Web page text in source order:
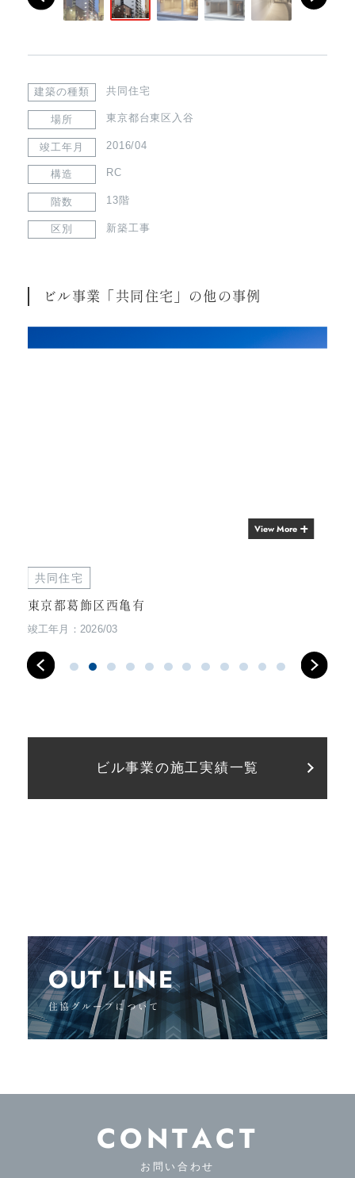
建築の種類 共同住宅
場所 東京都台東区入谷
竣工年月 2016/04
構造 RC
階数 13階
区別 新築工事
ビル事業「共同住宅」の他の事例
View More
共同住宅
東京都葛飾区西亀有
竣工年月：2026/03
ビル事業の施工実績一覧
OUT LINE
住協グループについて
CONTACT
お問い合わせ